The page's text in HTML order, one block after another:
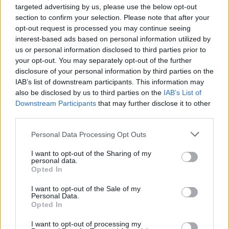
targeted advertising by us, please use the below opt-out
section to confirm your selection. Please note that after your
opt-out request is processed you may continue seeing
interest-based ads based on personal information utilized by
us or personal information disclosed to third parties prior to
your opt-out. You may separately opt-out of the further
disclosure of your personal information by third parties on the
IAB’s list of downstream participants. This information may
also be disclosed by us to third parties on the IAB’s List of
Downstream Participants that may further disclose it to other
Personal Data Processing Opt Outs
I want to opt-out of the Sharing of my
personal data.
Opted In
I want to opt-out of the Sale of my
Personal Data.
Opted In
I want to opt-out of processing my
Περιβαλλοντικών Επιπτώσεων
Σελιδοποίηση
Προηγούμενη σελίδα
Current page
1 Next page
Κίσσαμος: 32χρονος κατηγορείται για πέντε κλοπές από
επιχειρήσεις
Δύο τραυματίες αστυνομικοί της ΔΙΑΣ σε τροχαίο στο
Λαγονήσι